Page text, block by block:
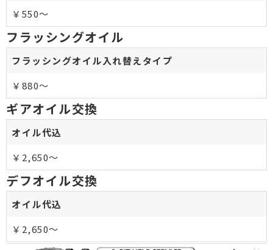
￥550～
フラッシングオイル
フラッシングオイル入れ替えタイプ
￥880～
ギアオイル交換
オイル代込
￥2,650～
デフオイル交換
オイル代込
￥2,650～